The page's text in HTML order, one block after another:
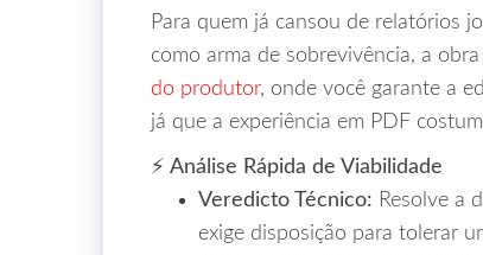
Para quem já cansou de relatórios
como arma de sobrevivência, a
do produtor, onde você garante a
já que a experiência em PDF
⚡ Análise Rápida de Viabilidade
Veredicto Técnico: Resolve a
exige disposição para tolerar